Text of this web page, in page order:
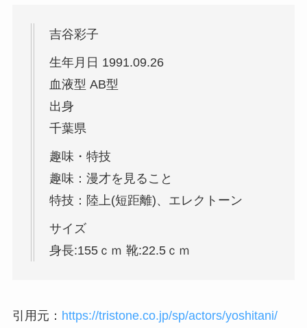
吉谷彩子
生年月日 1991.09.26
血液型 AB型
出身
千葉県
趣味・特技
趣味：漫才を見ること
特技：陸上(短距離)、エレクトーン
サイズ
身長:155ｃｍ 靴:22.5ｃｍ
引用元： https://tristone.co.jp/sp/actors/yoshitani/